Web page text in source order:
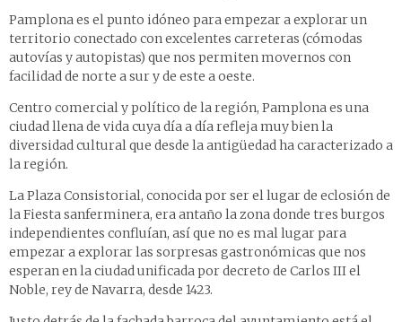
Pamplona es el punto idóneo para empezar a explorar un
territorio conectado con excelentes carreteras (cómodas
autovías y autopistas) que nos permiten movernos con
facilidad de norte a sur y de este a oeste.
Centro comercial y político de la región, Pamplona es una
ciudad llena de vida cuya día a día refleja muy bien la
diversidad cultural que desde la antigüedad ha caracterizado a
la región.
La Plaza Consistorial, conocida por ser el lugar de eclosión de
la Fiesta sanferminera, era antaño la zona donde tres burgos
independientes confluían, así que no es mal lugar para
empezar a explorar las sorpresas gastronómicas que nos
esperan en la ciudad unificada por decreto de Carlos III el
Noble, rey de Navarra, desde 1423.